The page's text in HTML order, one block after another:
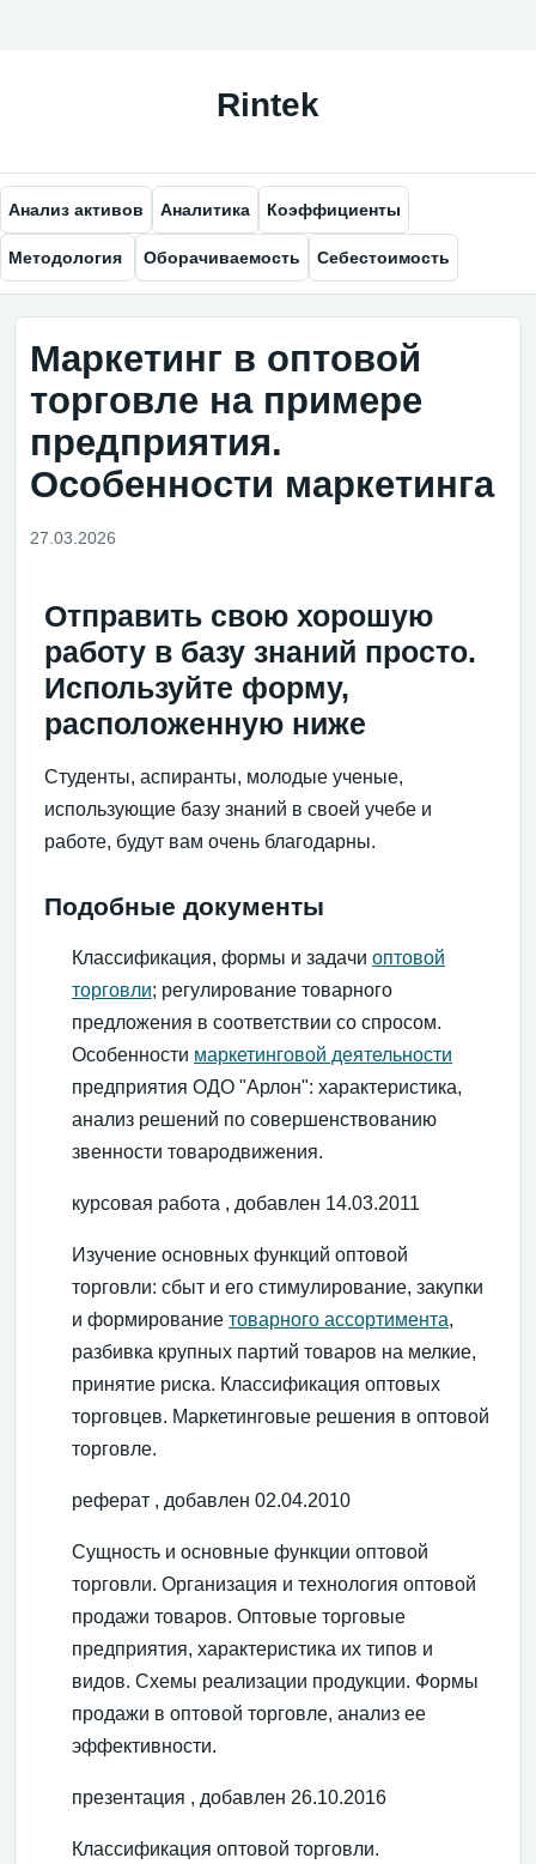
Анализ активов Аналитика Коэффициенты
Методология Оборачиваемость Себестоимость
Маркетинг в оптовой
торговле на примере
предприятия.
Особенности маркетинга
27.03.2026
Отправить свою хорошую
работу в базу знаний просто.
Используйте форму,
расположенную ниже
Студенты, аспиранты, молодые ученые,
использующие базу знаний в своей учебе и
работе, будут вам очень благодарны.
Подобные документы
Классификация, формы и задачи оптовой
торговли; регулирование товарного
предложения в соответствии со спросом.
Особенности маркетинговой деятельности
предприятия ОДО "Арлон": характеристика,
анализ решений по совершенствованию
звенности товародвижения.
курсовая работа , добавлен 14.03.2011
Изучение основных функций оптовой
торговли: сбыт и его стимулирование, закупки
и формирование товарного ассортимента,
разбивка крупных партий товаров на мелкие,
принятие риска. Классификация оптовых
торговцев. Маркетинговые решения в оптовой
торговле.
реферат , добавлен 02.04.2010
Сущность и основные функции оптовой
торговли. Организация и технология оптовой
продажи товаров. Оптовые торговые
предприятия, характеристика их типов и
видов. Схемы реализации продукции. Формы
продажи в оптовой торговле, анализ ее
эффективности.
презентация , добавлен 26.10.2016
Классификация оптовой торговли.